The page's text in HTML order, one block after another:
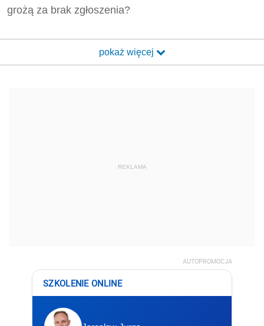
grożą za brak zgłoszenia?
pokaż więcej
REKLAMA
AUTOPROMOCJA
SZKOLENIE ONLINE